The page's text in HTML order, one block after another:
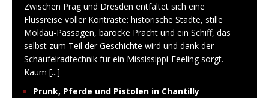
Zwischen Prag und Dresden entfaltet sich eine
Flussreise voller Kontraste: historische Städte, stille
Moldau-Passagen, barocke Pracht und ein Schiff, das
selbst zum Teil der Geschichte wird und dank der
Schaufelradtechnik für ein Mississippi-Feeling sorgt.
Kaum [...]
Prunk, Pferde und Pistolen in Chantilly